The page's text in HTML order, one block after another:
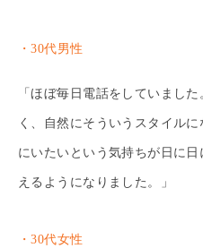
・30代男性
「ほぼ毎日電話をしていまし
く、自然にそういうスタイル
にいたいという気持ちが日に
えるようになりました。」
・30代女性